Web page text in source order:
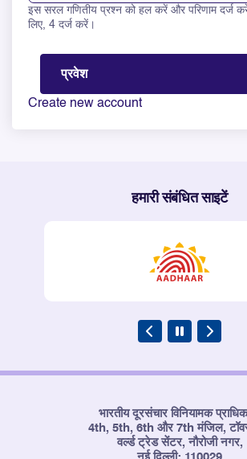
Solve this math question: 2 + 0 =
इस सरल गणितीय प्रश्न को हल करें और परिणाम दर्ज
लिए, 4 दर्ज करें।
Create new account
हमारी संबंधित साइटें
भारतीय दूरसंचार विनियामक
4th, 5th, 6th और 7th मंजिल,
वर्ल्ड ट्रेड सेंटर, नौरोजी नगर,